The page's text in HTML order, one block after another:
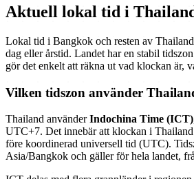
Aktuell lokal tid i
Lokal tid i Bangkok och resten av
dag eller årstid. Landet har en stabil
gör det enkelt att räkna ut vad klockan är,
Vilken tidszon använder
Thailand använderIndochina Time (ICT)
UTC+7. Det innebär att klockan i
före koordinerad universell tid (UTC).
Asia/Bangkok och gäller för hela landet,